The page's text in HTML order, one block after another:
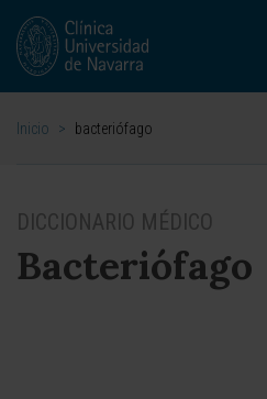
Inicio > bacteriófago
DICCIONARIO MÉDICO
Bacteriófago